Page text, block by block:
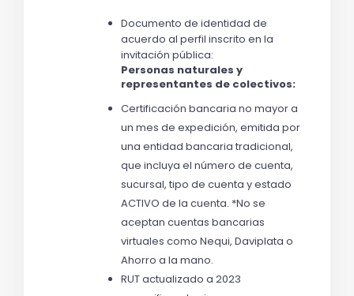
Documento de identidad de
acuerdo al perfil inscrito en la
invitación pública:
Personas naturales y
representantes de colectivos:
Certificación bancaria no mayor a
un mes de expedición, emitida por
una entidad bancaria tradicional,
que incluya el número de cuenta,
sucursal, tipo de cuenta y estado
ACTIVO de la cuenta. *No se
aceptan cuentas bancarias
virtuales como Nequi, Daviplata o
Ahorro a la mano.
RUT actualizado a 2023